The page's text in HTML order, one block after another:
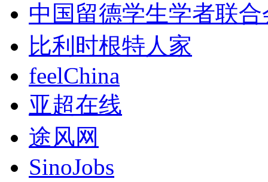
中国留德学生学者联合
比利时根特人家
feelChina
亚超在线
途风网
SinoJobs